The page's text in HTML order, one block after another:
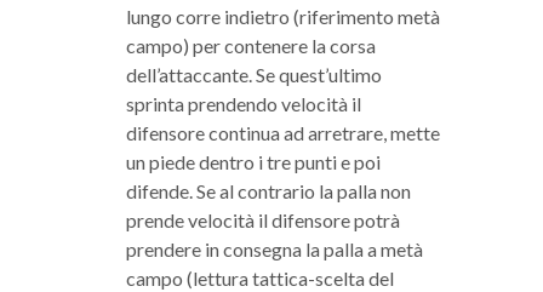
lungo corre indietro (riferimento metà
campo) per contenere la corsa
dell’attaccante. Se quest’ultimo
sprinta prendendo velocità il
difensore continua ad arretrare, mette
un piede dentro i tre punti e poi
difende. Se al contrario la palla non
prende velocità il difensore potrà
prendere in consegna la palla a metà
campo (lettura tattica-scelta del